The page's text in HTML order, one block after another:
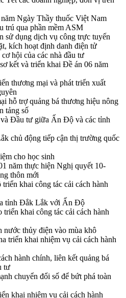
Ngày Thầy thuốc Việt Nam
trú qua phần mềm ASM
sử dụng dịch vụ công trực tuyến
kích hoạt định danh điện tử
hội của các nhà đầu tư
kết và triển khai Đề án 06 năm
thương mại và phát triển xuất
hỗ trợ quảng bá thương hiệu nông
tảng số
Đầu tư giữa Ấn Độ và các tỉnh
chủ động tiếp cận thị trường quốc
cho học sinh
năm thực hiện Nghị quyết 10-
thôn mới
khai công tác cải cách hành
tỉnh Đắk Lắk với Ấn Độ
khai công tác cải cách hành
thủy điện vào mùa khô
triển khai nhiệm vụ cải cách hành
hành chính, liên kết quảng bá
tư
chuyển đổi số để bứt phá toàn
khai nhiệm vụ cải cách hành